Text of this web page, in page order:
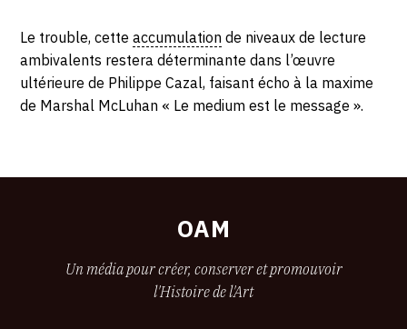
Le trouble, cetteaccumulation de niveaux de lecture
ambivalents restera déterminante dans l’œuvre
ultérieure de Philippe Cazal, faisant écho à la maxime
de Marshal McLuhan « Le medium est le message ».
OAM
Un média pour créer, conserver et promouvoir
l'Histoire de l'Art